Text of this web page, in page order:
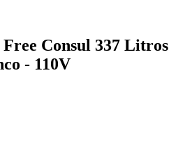
Consul 337 Litros
- 110V